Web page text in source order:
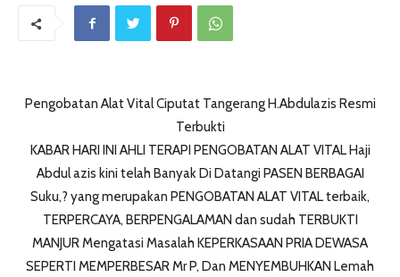
Pengobatan Alat Vital Ciputat Tangerang H.Abdulazis Resmi
Terbukti
KABAR HARI INI AHLI TERAPI PENGOBATAN ALAT VITAL Haji
Abdul azis kini telah Banyak Di Datangi PASEN BERBAGAI
Suku,? yang merupakan PENGOBATAN ALAT VITAL terbaik,
TERPERCAYA, BERPENGALAMAN dan sudah TERBUKTI
MANJUR Mengatasi Masalah KEPERKASAAN PRIA DEWASA
SEPERTI MEMPERBESAR Mr P, Dan MENYEMBUHKAN Lemah